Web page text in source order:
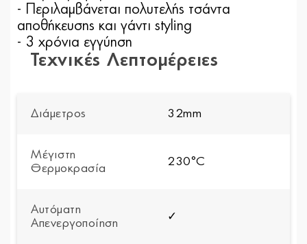
- Περιλαμβάνεται πολυτελής τσάντα
αποθήκευσης και γάντι styling
- 3 χρόνια εγγύηση
Τεχνικές Λεπτομέρειες
Διάμετρος 32mm
Μέγιστη
Θερμοκρασία
230°C
Αυτόματη
Απενεργοποίηση
✓